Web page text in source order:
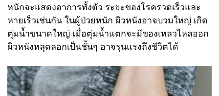
หนักจะแสดงอาการทั้งตัว ระยะของโรครวดเร็วและ
หายเร็วเช่นกัน ในผู้ป่วยหนัก ผิวหนังอาจบวมใหญ่ เกิด
ตุ่มน้ำขนาดใหญ่ เมื่อตุ่มน้ำแตกจะมีของเหลวไหลออก
ผิวหนังหลุดลอกเป็นชั้นๆ อาจรุนแรงถึงชีวิตได้